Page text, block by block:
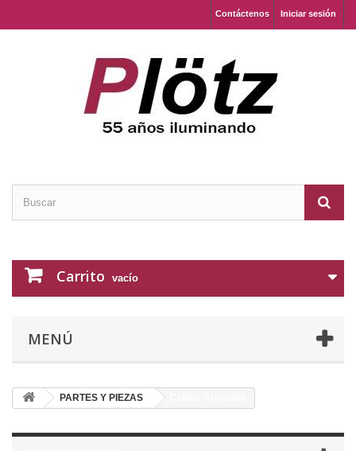
Iniciar sesión
Contáctenos
Carrito vacío
MENÚ
PARTES Y PIEZAS